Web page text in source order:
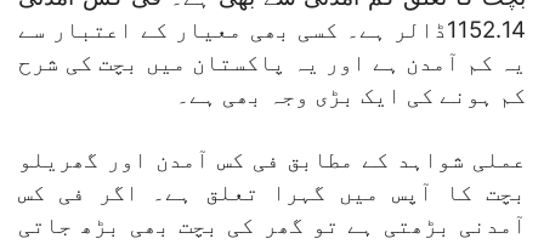
1152.14ڈالر ہے۔ کسی بھی معیار کے اعتبار سے
یہ کم آمدن ہے اور یہ پاکستان میں بچت کی شرح
کم ہونے کی ایک بڑی وجہ بھی ہے۔
عملی شواہد کے مطابق فی کس آمدن اور گھریلو
بچت کا آپس میں گہرا تعلق ہے۔ اگر فی کس
آمدنی بڑھتی ہے تو گھر کی بچت بھی بڑھ جاتی